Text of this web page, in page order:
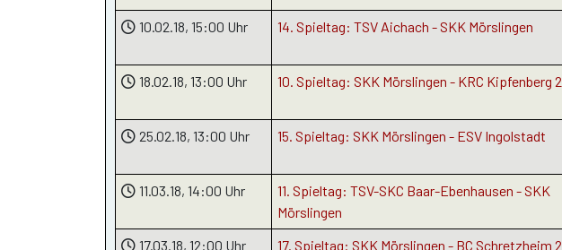
10.02.18, 15:00 Uhr 14. Spieltag: TSV Aichach - SKK Mörslingen
18.02.18, 13:00 Uhr 10. Spieltag: SKK Mörslingen - KRC Kipfenberg 2
25.02.18, 13:00 Uhr 15. Spieltag: SKK Mörslingen - ESV Ingolstadt
11.03.18, 14:00 Uhr
11. Spieltag: TSV-SKC Baar-Ebenhausen - SKK
Mörslingen
17.03.18, 12:00 Uhr 17. Spieltag: SKK Mörslingen - BC Schretzheim 2